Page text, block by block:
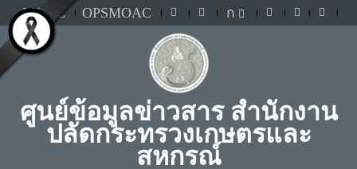
MOAC OPSMOAC ก
ศูนย์ข้อมูลข่าวสาร สำนักงาน
ปลัดกระทรวงเกษตรและ
สหกรณ์